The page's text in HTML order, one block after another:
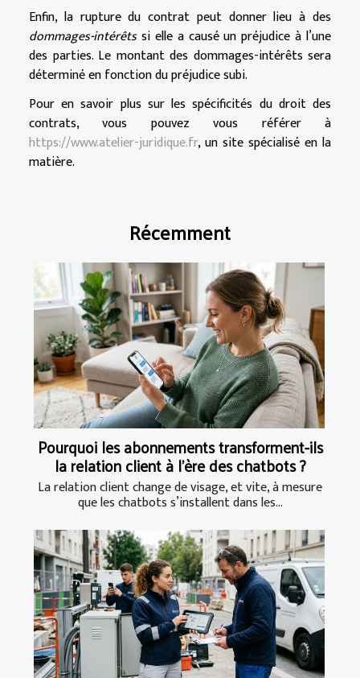
Enfin, la rupture du contrat peut donner lieu à des
dommages-intérêtssi elle a causé un préjudice à l’une
des parties. Le montant des dommages-intérêts sera
déterminé en fonction du préjudice subi.
Pour en savoir plus sur les spécificités du droit des
contrats, vous pouvez vous référer à
https://www.atelier-juridique.fr, un site spécialisé en la
matière.
Récemment
Pourquoi les abonnements transforment-ils
la relation client à l’ère des chatbots ?
La relation client change de visage, et vite, à mesure
que les chatbots s’installent dans les...